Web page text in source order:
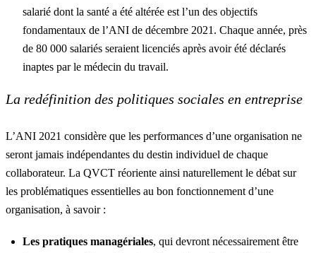
salarié dont la santé a été altérée est l’un des objectifs
fondamentaux de l’ANI de décembre 2021. Chaque année, près
de 80 000 salariés seraient licenciés après avoir été déclarés
inaptes par le médecin du travail.
La redéfinition des politiques sociales en entreprise
L’ANI 2021 considère que les performances d’une organisation ne
seront jamais indépendantes du destin individuel de chaque
collaborateur. La QVCT réoriente ainsi naturellement le débat sur
les problématiques essentielles au bon fonctionnement d’une
organisation, à savoir :
Les pratiques managériales, qui devront nécessairement être